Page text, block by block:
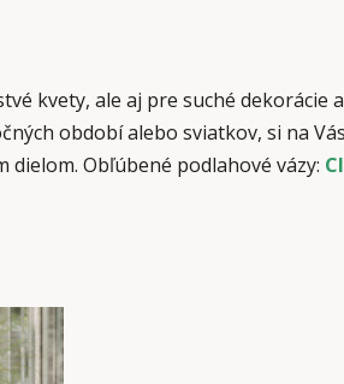
kvety, ale aj pre suché dekorácie
období alebo sviatkov, si na Vás
dielom. Obľúbené podlahové vázy: